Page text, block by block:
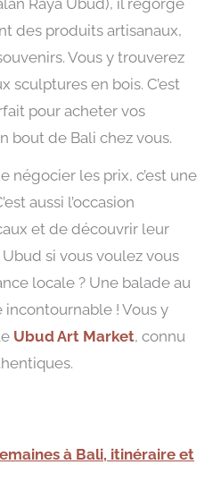
Raya Ubud), il regorge
des produits artisanaux,
Vous y trouverez
sculptures en bois. C’est
pour acheter vos
bout de Bali chez vous.
négocier les prix, c’est une
aussi l’occasion
et de découvrir leur
si vous voulez vous
locale ? Une balade au
! Vous y
Ubud Art Market, connu
à Bali, itinéraire et